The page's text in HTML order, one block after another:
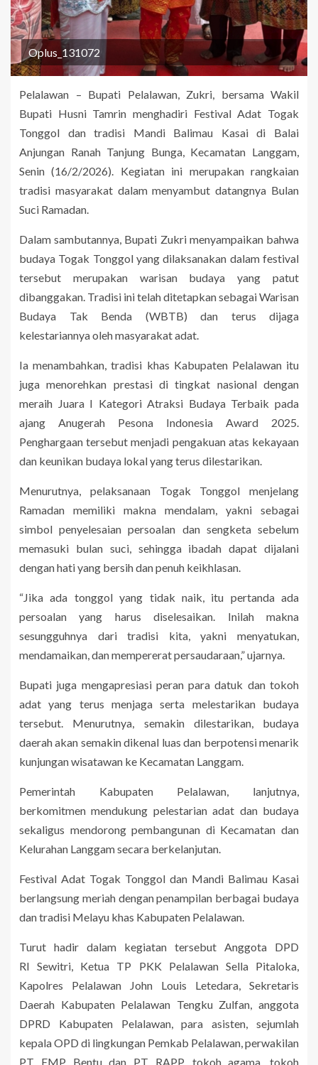
Oplus_131072
Pelalawan – Bupati Pelalawan, Zukri, bersama Wakil
Bupati Husni Tamrin menghadiri Festival Adat Togak
Tonggol dan tradisi Mandi Balimau Kasai di Balai
Anjungan Ranah Tanjung Bunga, Kecamatan Langgam,
Senin (16/2/2026). Kegiatan ini merupakan rangkaian
tradisi masyarakat dalam menyambut datangnya Bulan
Suci Ramadan.
Dalam sambutannya, Bupati Zukri menyampaikan bahwa
budaya Togak Tonggol yang dilaksanakan dalam festival
tersebut merupakan warisan budaya yang patut
dibanggakan. Tradisi ini telah ditetapkan sebagai Warisan
Budaya Tak Benda (WBTB) dan terus dijaga
kelestariannya oleh masyarakat adat.
Ia menambahkan, tradisi khas Kabupaten Pelalawan itu
juga menorehkan prestasi di tingkat nasional dengan
meraih Juara I Kategori Atraksi Budaya Terbaik pada
ajang Anugerah Pesona Indonesia Award 2025.
Penghargaan tersebut menjadi pengakuan atas kekayaan
dan keunikan budaya lokal yang terus dilestarikan.
Menurutnya, pelaksanaan Togak Tonggol menjelang
Ramadan memiliki makna mendalam, yakni sebagai
simbol penyelesaian persoalan dan sengketa sebelum
memasuki bulan suci, sehingga ibadah dapat dijalani
dengan hati yang bersih dan penuh keikhlasan.
“Jika ada tonggol yang tidak naik, itu pertanda ada
persoalan yang harus diselesaikan. Inilah makna
sesungguhnya dari tradisi kita, yakni menyatukan,
mendamaikan, dan mempererat persaudaraan,” ujarnya.
Bupati juga mengapresiasi peran para datuk dan tokoh
adat yang terus menjaga serta melestarikan budaya
tersebut. Menurutnya, semakin dilestarikan, budaya
daerah akan semakin dikenal luas dan berpotensi menarik
kunjungan wisatawan ke Kecamatan Langgam.
Pemerintah Kabupaten Pelalawan, lanjutnya,
berkomitmen mendukung pelestarian adat dan budaya
sekaligus mendorong pembangunan di Kecamatan dan
Kelurahan Langgam secara berkelanjutan.
Festival Adat Togak Tonggol dan Mandi Balimau Kasai
berlangsung meriah dengan penampilan berbagai budaya
dan tradisi Melayu khas Kabupaten Pelalawan.
Turut hadir dalam kegiatan tersebut Anggota DPD
RI Sewitri, Ketua TP PKK Pelalawan Sella Pitaloka,
Kapolres Pelalawan John Louis Letedara, Sekretaris
Daerah Kabupaten Pelalawan Tengku Zulfan, anggota
DPRD Kabupaten Pelalawan, para asisten, sejumlah
kepala OPD di lingkungan Pemkab Pelalawan, perwakilan
PT EMP Bentu dan PT RAPP, tokoh agama, tokoh